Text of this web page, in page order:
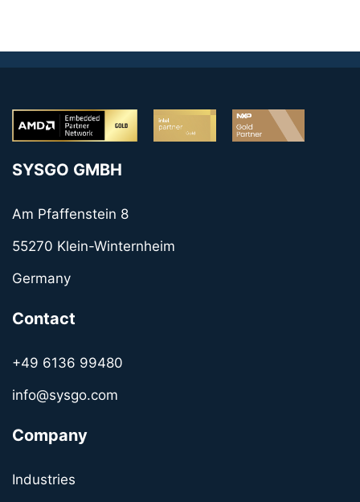
SYSGO GMBH
Am Pfaffenstein 8
55270 Klein-Winternheim
Germany
Contact
+49 6136 99480
info@sysgo.com
Company
Industries